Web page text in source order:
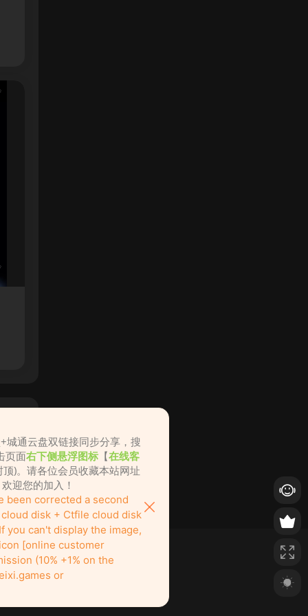
绝对欢迎！
welcome to join us here!
城通云盘双链接同步分享，搜
页面右下侧悬浮图标 【在线客
)。请各位会员收藏本站网址
迎您的加入！
been corrected a second
disk + Ctfile cloud disk
you can't display the image,
[online customer
(10% +1% on the
or